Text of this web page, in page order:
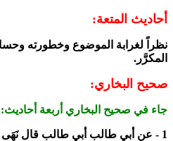
أحاديث المتعة:
نظراً لغرابة الموضوع وخطورته
المكرَّر.
صحيح البخاري:
جاء في صحيح البخاري أربعة أحاديث:
1 - عن أبي طالب أبي طالب قال نَهَى رسول الله عن المتعة عام خيبر وعن لحوم الحمُر الإنسية